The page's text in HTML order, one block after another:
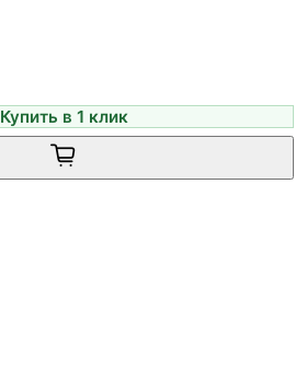
Купить в 1 клик